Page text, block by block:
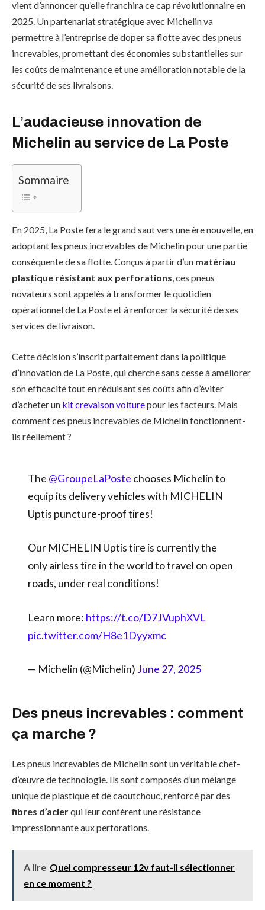
vient d’annoncer qu’elle franchira ce cap révolutionnaire en
2025. Un partenariat stratégique avec Michelin va
permettre à l’entreprise de doper sa flotte avec des pneus
increvables, promettant des économies substantielles sur
les coûts de maintenance et une amélioration notable de la
sécurité de ses livraisons.
L’audacieuse innovation de
Michelin au service de La Poste
Sommaire
En 2025, La Poste fera le grand saut vers une ère nouvelle, en
adoptant les pneus increvables de Michelin pour une partie
conséquente de sa flotte. Conçus à partir d’un matériau
plastique résistant aux perforations, ces pneus
novateurs sont appelés à transformer le quotidien
opérationnel de La Poste et à renforcer la sécurité de ses
services de livraison.
Cette décision s’inscrit parfaitement dans la politique
d’innovation de La Poste, qui cherche sans cesse à améliorer
son efficacité tout en réduisant ses coûts afin d’éviter
d’acheter un kit crevaison voiturepour les facteurs. Mais
comment ces pneus increvables de Michelin fonctionnent-
ils réellement ?
The @GroupeLaPoste chooses Michelin to
equip its delivery vehicles with MICHELIN
Uptis puncture-proof tires!
Our MICHELIN Uptis tire is currently the
only airless tire in the world to travel on open
roads, under real conditions!
Learn more: https://t.co/D7JVuphXVL
pic.twitter.com/H8e1Dyyxmc
— Michelin (@Michelin) June 27, 2025
Des pneus increvables : comment
ça marche ?
Les pneus increvables de Michelin sont un véritable chef-
d’œuvre de technologie. Ils sont composés d’un mélange
unique de plastique et de caoutchouc, renforcé par des
fibres d’acierqui leur confèrent une résistance
impressionnante aux perforations.
A lire Quel compresseur 12v faut-il sélectionner
en ce moment ?